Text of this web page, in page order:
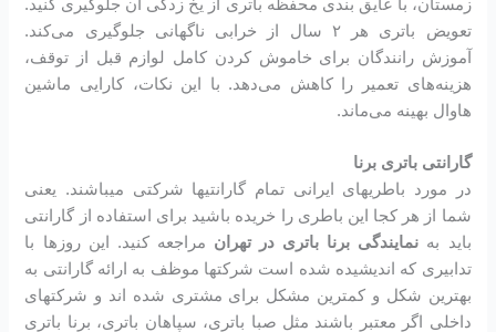
زمستان، با عایق بندی محفظه باتری از یخ زدگی آن جلوگیری کنید.
تعویض باتری هر ۲ سال از خرابی ناگهانی جلوگیری می‌کند.
آموزش رانندگان برای خاموش کردن کامل لوازم قبل از توقف،
هزینه‌های تعمیر را کاهش می‌دهد. با این نکات، کارایی ماشین
هاوال بهینه می‌ماند.
گارانتی باتری برنا
در مورد باطریهای ایرانی تمام گارانتیها شرکتی میباشند. یعنی
شما از هر کجا این باطری را خریده باشید برای استفاده از گارانتی
باید به نمایندگی برنا باتری در تهران مراجعه کنید. این روزها با
تدابیری که اندیشیده شده است شرکتها موظف به ارائه گارانتی به
بهترین شکل و کمترین مشکل برای مشتری شده اند و شرکتهای
داخلی اگر معتبر باشند مثل صبا باتری، سپاهان باتری، برنا باتری